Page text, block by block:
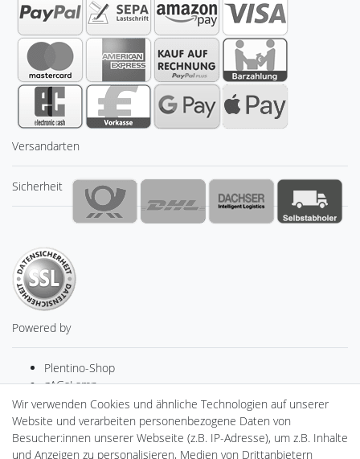
Versandarten
Sicherheit
Powered by
Plentino-Shop
gAGaLamp
Drohnenstore24
Cardanlight-Shop
Batteriespeicher
PlentiSolar
Wir verwenden Cookies und ähnliche Technologien auf unserer
Website und verarbeiten personenbezogene Daten von
Besucher:innen unserer Webseite (z.B. IP-Adresse), um z.B. Inhalte
und Anzeigen zu personalisieren, Medien von Drittanbietern